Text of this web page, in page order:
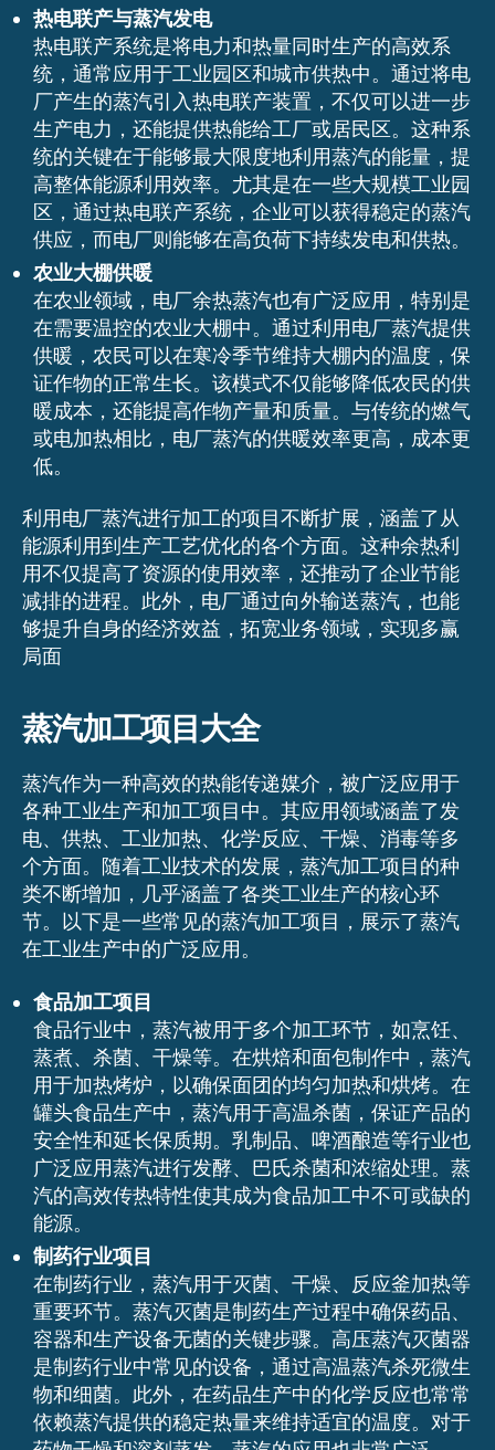
热电联产与蒸汽发电
热电联产系统是将电力和热量同时生产的高效系
统，通常应用于工业园区和城市供热中。通过将电
厂产生的蒸汽引入热电联产装置，不仅可以进一步
生产电力，还能提供热能给工厂或居民区。这种系
统的关键在于能够最大限度地利用蒸汽的能量，提
高整体能源利用效率。尤其是在一些大规模工业园
区，通过热电联产系统，企业可以获得稳定的蒸汽
供应，而电厂则能够在高负荷下持续发电和供热。
农业大棚供暖
在农业领域，电厂余热蒸汽也有广泛应用，特别是
在需要温控的农业大棚中。通过利用电厂蒸汽提供
供暖，农民可以在寒冷季节维持大棚内的温度，保
证作物的正常生长。该模式不仅能够降低农民的供
暖成本，还能提高作物产量和质量。与传统的燃气
或电加热相比，电厂蒸汽的供暖效率更高，成本更
低。
利用电厂蒸汽进行加工的项目不断扩展，涵盖了从
能源利用到生产工艺优化的各个方面。这种余热利
用不仅提高了资源的使用效率，还推动了企业节能
减排的进程。此外，电厂通过向外输送蒸汽，也能
够提升自身的经济效益，拓宽业务领域，实现多赢
局面
蒸汽加工项目大全
蒸汽作为一种高效的热能传递媒介，被广泛应用于
各种工业生产和加工项目中。其应用领域涵盖了发
电、供热、工业加热、化学反应、干燥、消毒等多
个方面。随着工业技术的发展，蒸汽加工项目的种
类不断增加，几乎涵盖了各类工业生产的核心环
节。以下是一些常见的蒸汽加工项目，展示了蒸汽
在工业生产中的广泛应用。
食品加工项目
食品行业中，蒸汽被用于多个加工环节，如烹饪、
蒸煮、杀菌、干燥等。在烘焙和面包制作中，蒸汽
用于加热烤炉，以确保面团的均匀加热和烘烤。在
罐头食品生产中，蒸汽用于高温杀菌，保证产品的
安全性和延长保质期。乳制品、啤酒酿造等行业也
广泛应用蒸汽进行发酵、巴氏杀菌和浓缩处理。蒸
汽的高效传热特性使其成为食品加工中不可或缺的
能源。
制药行业项目
在制药行业，蒸汽用于灭菌、干燥、反应釜加热等
重要环节。蒸汽灭菌是制药生产过程中确保药品、
容器和生产设备无菌的关键步骤。高压蒸汽灭菌器
是制药行业中常见的设备，通过高温蒸汽杀死微生
物和细菌。此外，在药品生产中的化学反应也常常
依赖蒸汽提供的稳定热量来维持适宜的温度。对于